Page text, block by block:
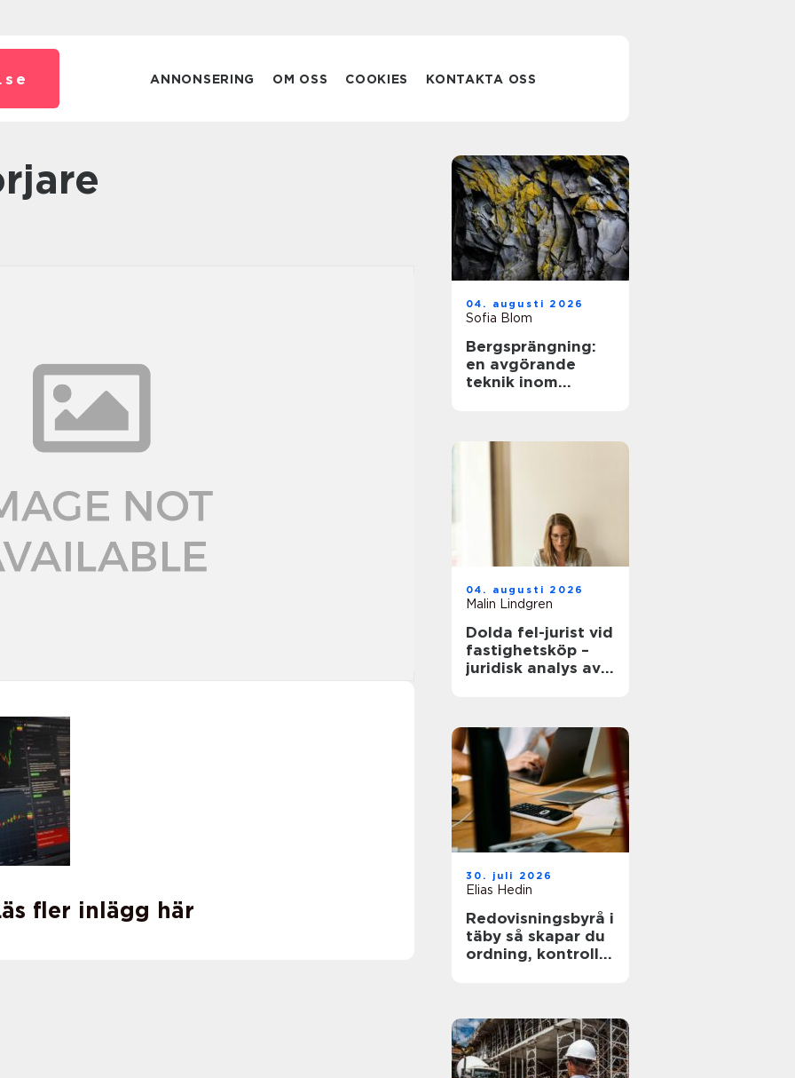
se ANNONSERING OM OSS COOKIES KONTAKTA OSS
fler inlägg här
04. augusti 2026
Sofia Blom
Bergsprängning:
en avgörande
teknik inom
04. augusti 2026
Malin Lindgren
Dolda fel-jurist vid
fastighetsköp –
juridisk analys av
praktiken
30. juli 2026
Elias Hedin
Redovisningsbyrå i
täby så skapar du
ordning, kontroll